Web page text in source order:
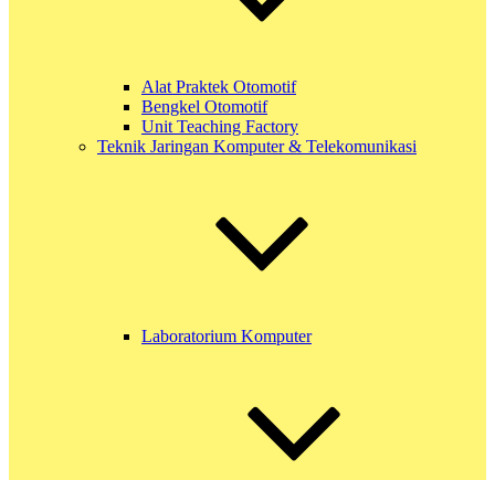
Alat Praktek Otomotif
Bengkel Otomotif
Unit Teaching Factory
Teknik Jaringan Komputer & Telekomunikasi
Laboratorium Komputer